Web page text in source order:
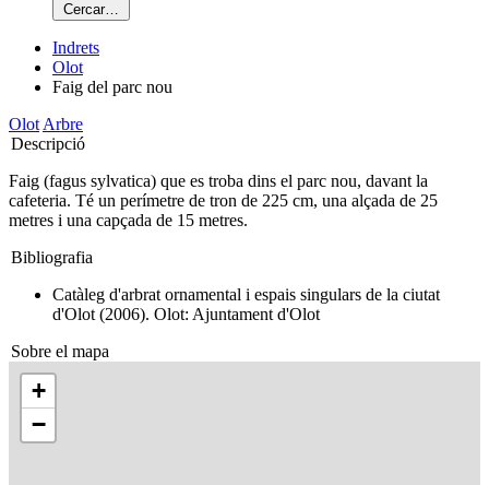
Cercar…
Indrets
Olot
Faig del parc nou
Olot Arbre
Descripció
Faig (fagus sylvatica) que es troba dins el parc nou, davant la
cafeteria. Té un perímetre de tron de 225 cm, una alçada de 25
metres i una capçada de 15 metres.
Bibliografia
Catàleg d'arbrat ornamental i espais singulars de la ciutat
d'Olot (2006). Olot: Ajuntament d'Olot
Sobre el mapa
+
−